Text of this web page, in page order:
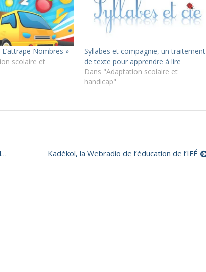
Nombres »
scolaire et
Syllabes et compagnie, un traitement
de texte pour apprendre à lire
Dans "Adaptation scolaire et
handicap"
Kadékol, la Webradio de l’éducation de l’IFÉ